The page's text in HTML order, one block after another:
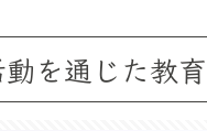
を通じた教